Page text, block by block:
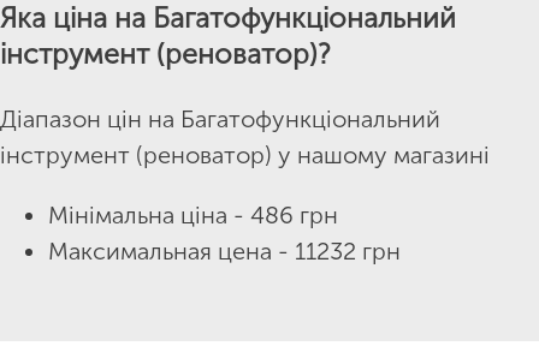
Яка ціна на Багатофункціональний
інструмент (реноватор)?
Діапазон цін на Багатофункціональний
інструмент (реноватор) у нашому магазині
Мінімальна ціна - 486 грн
Максимальная цена - 11232 грн